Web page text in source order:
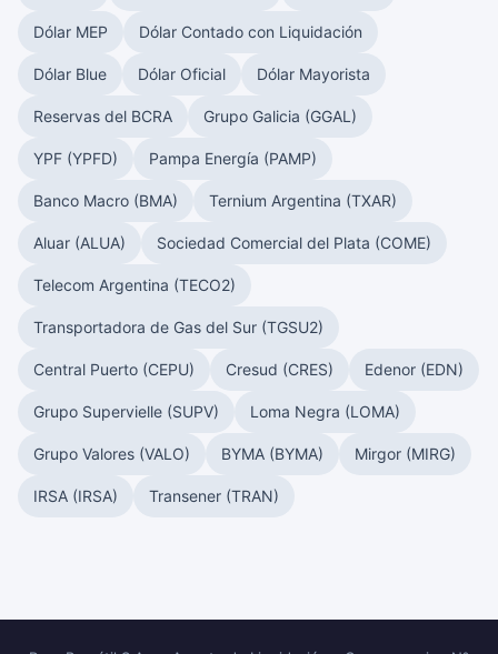
Dólar MEP Dólar Contado con Liquidación
Dólar Blue Dólar Oficial Dólar Mayorista
Reservas del BCRA Grupo Galicia (GGAL)
YPF (YPFD) Pampa Energía (PAMP)
Banco Macro (BMA) Ternium Argentina (TXAR)
Aluar (ALUA) Sociedad Comercial del Plata (COME)
Telecom Argentina (TECO2)
Transportadora de Gas del Sur (TGSU2)
Central Puerto (CEPU) Cresud (CRES) Edenor (EDN)
Grupo Supervielle (SUPV) Loma Negra (LOMA)
Grupo Valores (VALO) BYMA (BYMA) Mirgor (MIRG)
IRSA (IRSA) Transener (TRAN)